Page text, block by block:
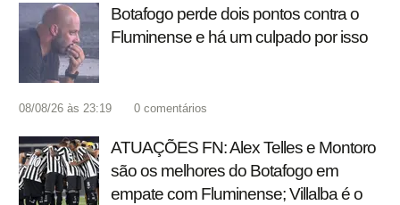
Botafogo perde dois pontos contra o
Fluminense e há um culpado por isso
08/08/26 às 23:19 0 comentários
ATUAÇÕES FN: Alex Telles e Montoro
são os melhores do Botafogo em
empate com Fluminense; Villalba é o